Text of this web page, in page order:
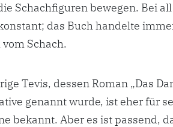
Schachfiguren bewegen. Bei
das Buch handelte
Schach.
Tevis, dessen Roman „Das
genannt wurde, ist eher für
bekannt. Aber es ist passend,